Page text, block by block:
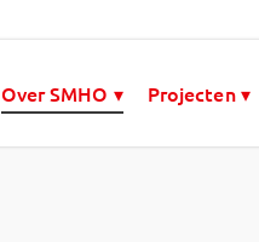
Over SMHO ▾ Projecten ▾